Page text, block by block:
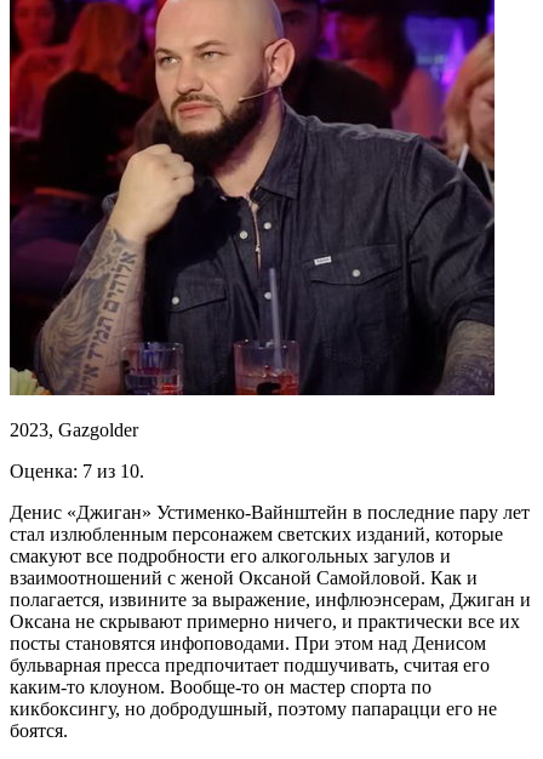
2023, Gazgolder
Оценка: 7 из 10.
Денис «Джиган» Устименко-Вайнштейн в последние пару лет
стал излюбленным персонажем светских изданий, которые
смакуют все подробности его алкогольных загулов и
взаимоотношений с женой Оксаной Самойловой. Как и
полагается, извините за выражение, инфлюэнсерам, Джиган и
Оксана не скрывают примерно ничего, и практически все их
посты становятся инфоповодами. При этом над Денисом
бульварная пресса предпочитает подшучивать, считая его
каким-то клоуном. Вообще-то он мастер спорта по
кикбоксингу, но добродушный, поэтому папарацци его не
боятся.